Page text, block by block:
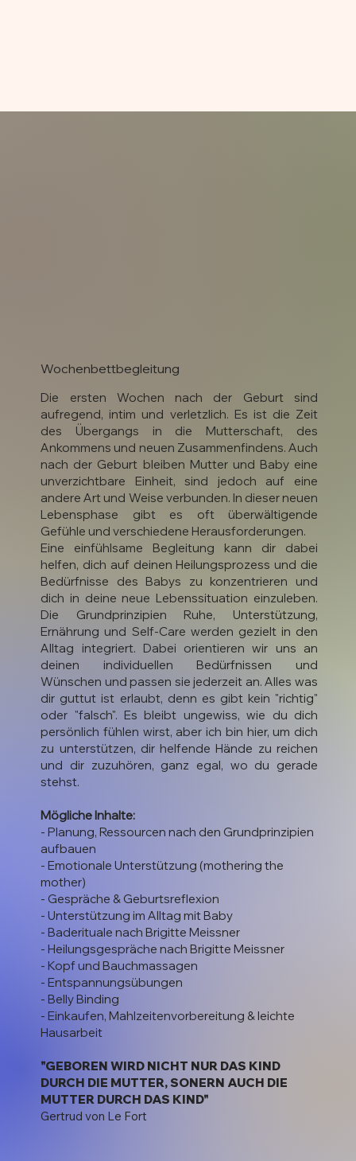
Wochenbettbegleitung
Die ersten Wochen nach der Geburt sind
aufregend, intim und verletzlich. Es ist die Zeit
des Übergangs in die Mutterschaft, des
Ankommens und neuen Zusammenfindens. Auch
nach der Geburt bleiben Mutter und Baby eine
unverzichtbare Einheit, sind jedoch auf eine
andere Art und Weise verbunden. In dieser neuen
Lebensphase gibt es oft überwältigende
Gefühle und verschiedene Herausforderungen.
Eine einfühlsame Begleitung kann dir dabei
helfen, dich auf deinen Heilungsprozess und die
Bedürfnisse des Babys zu konzentrieren und
dich in deine neue Lebenssituation einzuleben.
Die Grundprinzipien Ruhe, Unterstützung,
Ernährung und Self-Care werden gezielt in den
Alltag integriert. Dabei orientieren wir uns an
deinen individuellen Bedürfnissen und
Wünschen und passen sie jederzeit an. Alles was
dir guttut ist erlaubt, denn es gibt kein "richtig"
oder "falsch". Es bleibt ungewiss, wie du dich
persönlich fühlen wirst, aber ich bin hier, um dich
zu unterstützen, dir helfende Hände zu reichen
und dir zuzuhören, ganz egal, wo du gerade
stehst.
Mögliche Inhalte:
- Planung, Ressourcen nach den Grundprinzipien
aufbauen
- Emotionale Unterstützung (mothering the
mother)
- Gespräche & Geburtsreflexion
- Unterstützung im Alltag mit Baby
- Baderituale nach Brigitte Meissner
- Heilungsgespräche nach Brigitte Meissner
- Kopf und Bauchmassagen
- Entspannungsübungen
- Belly Binding
- Einkaufen, Mahlzeitenvorbereitung & leichte
Hausarbeit
"GEBOREN WIRD NICHT NUR DAS KIND
DURCH DIE MUTTER, SONERN AUCH DIE
MUTTER DURCH DAS KIND"
Gertrud von Le Fort